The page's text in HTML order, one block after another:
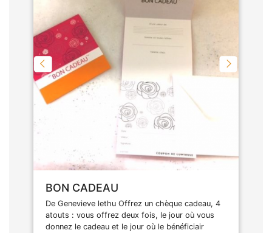
BON CADEAU
De Genevieve lethu Offrez un chèque cadeau, 4
atouts : vous offrez deux fois, le jour où vous
donnez le cadeau et le jour où le bénéficiair